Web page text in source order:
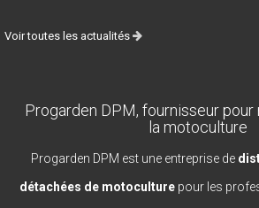
Voir toutes les actualités
Progarden DPM, fournisseur pour
la motoculture
Progarden DPM est une entreprise de
détachées de motoculturepour les